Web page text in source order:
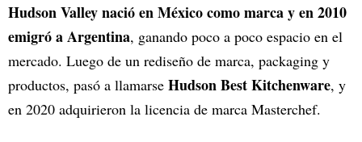
Hudson Valleynació en México como marca y en 2010
emigró a Argentina, ganando poco a poco espacio en el
mercado. Luego de un rediseño de marca, packaging y
productos, pasó a llamarse Hudson Best Kitchenware, y
en 2020 adquirieron la licencia de marca Masterchef.